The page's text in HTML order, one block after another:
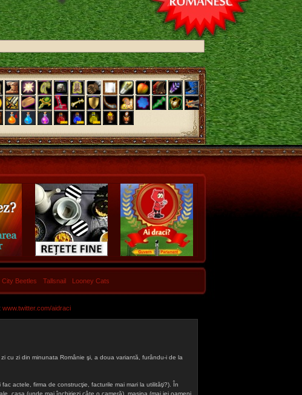
City Beetles Tallsnail Looney Cats
www.twitter.com/aidraci
cu zi din minunata Românie şi, a doua variantă, furându-i de la
actele, firma de construcţie, facturile mai mari la utilităţi?). În
casa (unde mai închiriezi câte o cameră), maşina (mai iei oameni